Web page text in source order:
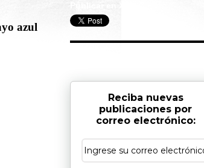
azul
Reciba nuevas
publicaciones por
correo electrónico: